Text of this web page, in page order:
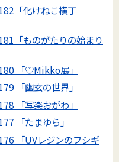
「化けねこ横丁
「ものがたりの始まり
「♡Mikko展」
「幽玄の世界」
「写楽おがわ」
「たまゆら」
「UVレジンのフシギ